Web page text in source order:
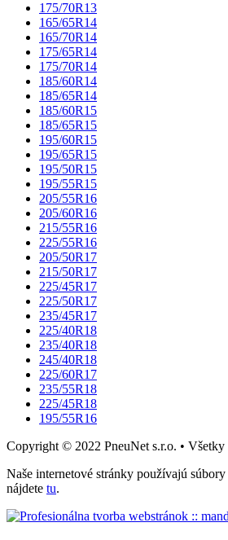
175/70R13
165/65R14
165/70R14
175/65R14
175/70R14
185/60R14
185/65R14
185/60R15
185/65R15
195/60R15
195/65R15
195/50R15
195/55R15
205/55R16
205/60R16
215/55R16
225/55R16
205/50R17
215/50R17
225/45R17
225/50R17
235/45R17
225/40R18
235/40R18
245/40R18
225/60R17
235/55R18
225/45R18
195/55R16
Copyright © 2022 PneuNet s.r.o. • Všetky
Naše internetové stránky používajú
nájdete tu.